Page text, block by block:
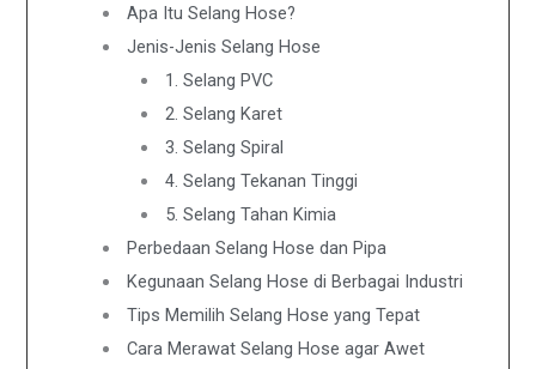
Apa Itu Selang Hose?
Jenis-Jenis Selang Hose
1. Selang PVC
2. Selang Karet
3. Selang Spiral
4. Selang Tekanan Tinggi
5. Selang Tahan Kimia
Perbedaan Selang Hose dan Pipa
Kegunaan Selang Hose di Berbagai Industri
Tips Memilih Selang Hose yang Tepat
Cara Merawat Selang Hose agar Awet